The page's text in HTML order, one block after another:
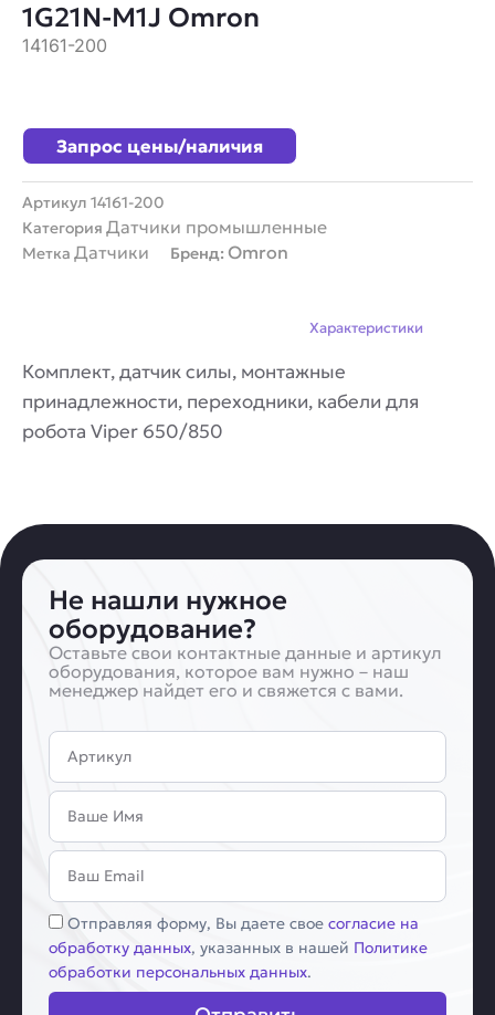
1G21N-M1J Omron
14161-200
Запрос цены/наличия
Артикул 14161-200
Категория Датчики промышленные
Метка Датчики Бренд: Omron
Характеристики
Комплект, датчик силы, монтажные
принадлежности, переходники, кабели для
робота Viper 650/850
Не нашли нужное
оборудование?
Оставьте свои контактные данные и артикул
оборудования, которое вам нужно – наш
менеджер найдет его и свяжется с вами.
Артикул
Имя
Email
Соглашение
Отправляя форму, Вы даете свое согласие на
обработку данных, указанных в нашей Политике
обработки персональных данных.